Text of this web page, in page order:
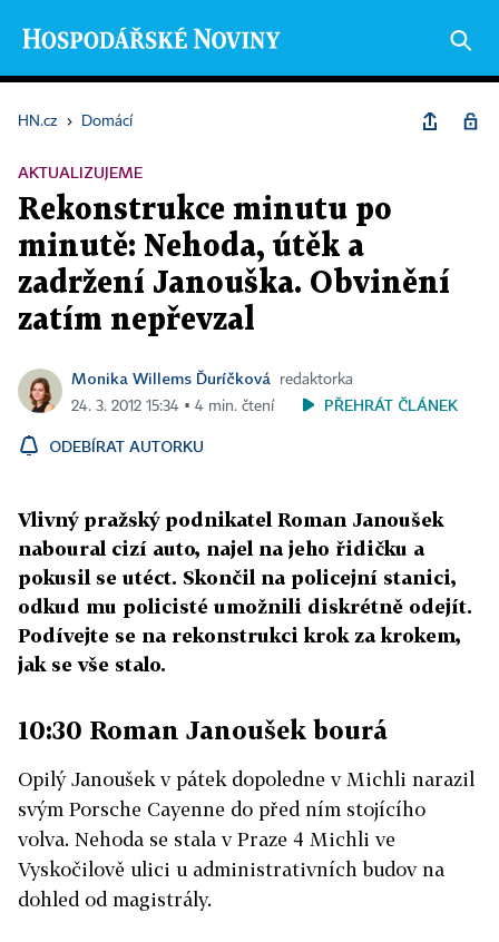
HN.cz › Domácí
AKTUALIZUJEME
Rekonstrukce minutu po
minutě: Nehoda, útěk a
zadržení Janouška. Obvinění
zatím nepřevzal
Monika Willems Ďuríčková
redaktorka
24. 3. 2012 15:34 ▪ 4 min. čtení
PŘEHRÁT ČLÁNEK
ODEBÍRAT AUTORKU
Vlivný pražský podnikatel Roman Janoušek
naboural cizí auto, najel na jeho řidičku a
pokusil se utéct. Skončil na policejní stanici,
odkud mu policisté umožnili diskrétně odejít.
Podívejte se na rekonstrukci krok za krokem,
jak se vše stalo.
10:30 Roman Janoušek bourá
Opilý Janoušek v pátek dopoledne v Michli narazil
svým Porsche Cayenne do před ním stojícího
volva. Nehoda se stala v Praze 4 Michli ve
Vyskočilově ulici u administrativních budov na
dohled od magistrály.